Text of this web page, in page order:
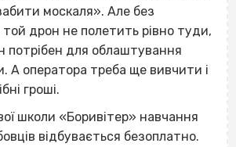
моcкаля». Але без
дрон не полетить рівно туди,
потрібен для облаштування
А оператора треба ще вивчити і
гроші.
школи «Боривітер» навчання
відбувається безоплатно.